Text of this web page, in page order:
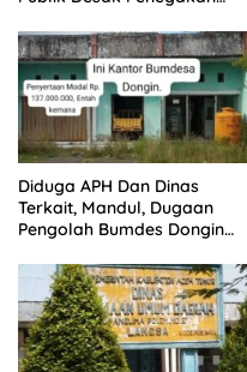
Diduga APH Dan Dinas
Terkait, Mandul, Dugaan
Pengolah Bumdes Dongin
Program Pemerintah.